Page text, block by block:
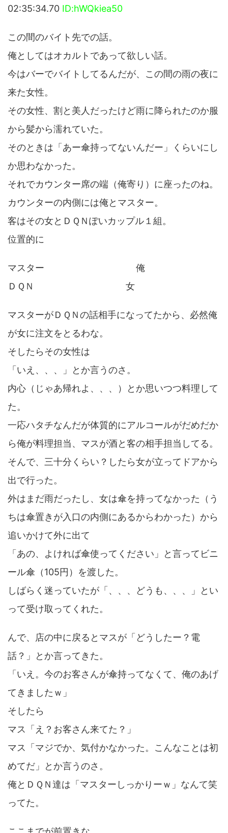
02:35:34.70 ID:hWQkiea50
この間のバイト先での話。
俺としてはオカルトであって欲しい話。
今はバーでバイトしてるんだが、この間の雨の夜に
来た女性。
その女性、割と美人だったけど雨に降られたのか服
から髪から濡れていた。
そのときは「あー傘持ってないんだー」くらいにし
か思わなかった。
それでカウンター席の端（俺寄り）に座ったのね。
カウンターの内側には俺とマスター。
客はその女とＤＱＮぽいカップル１組。
位置的に
マスター 俺
ＤＱＮ 女
マスターがＤＱＮの話相手になってたから、必然俺
が女に注文をとるわな。
そしたらその女性は
「いえ、、、」とか言うのさ。
内心（じゃあ帰れよ、、、）とか思いつつ料理して
た。
一応ハタチなんだが体質的にアルコールがだめだか
ら俺が料理担当、マスが酒と客の相手担当してる。
そんで、三十分くらい？したら女が立ってドアから
出で行った。
外はまだ雨だったし、女は傘を持ってなかった（う
ちは傘置きが入口の内側にあるからわかった）から
追いかけて外に出て
「あの、よければ傘使ってください」と言ってビニ
ール傘（105円）を渡した。
しばらく迷っていたが「、、、どうも、、、」とい
って受け取ってくれた。
んで、店の中に戻るとマスが「どうしたー？電
話？」とか言ってきた。
「いえ。今のお客さんが傘持ってなくて、俺のあげ
てきましたｗ」
そしたら
マス「え？お客さん来てた？」
マス「マジでか、気付かなかった。こんなことは初
めてだ」とか言うのさ。
俺とＤＱＮ達は「マスターしっかりーｗ」なんて笑
ってた。